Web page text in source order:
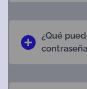
¿Qué